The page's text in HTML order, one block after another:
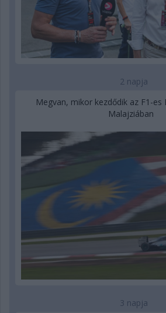
2 napja
Megvan, mikor kezdődik az F1-es
Malajziában
3 napja